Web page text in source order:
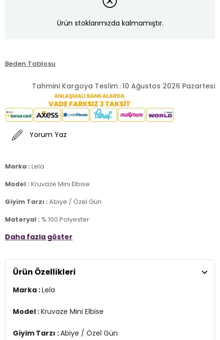
Ürün stoklarımızda kalmamıştır.
Beden Tablosu
Tahmini Kargoya Teslim :10 Ağustos 2026 Pazartesi
Yorum Yaz
Marka : Lela
Model : Kruvaze Mini Elbise
Giyim Tarzı : Abiye / Özel Gün
Materyal : % 100 Polyester
Yaka Bilgisi :Kruvaze Yaka
Manken Ölçüsü : Kilo : 52 kg / Boy : 1.75 cm / Göğüs : 85 cm / Bel :
2DE6051467.27
Daha fazla göster
Ürün Özellikleri
Marka :Lela
Model :Kruvaze Mini Elbise
Giyim Tarzı :Abiye / Özel Gün